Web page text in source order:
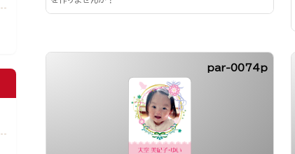
par-0074p